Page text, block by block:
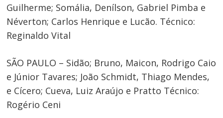
Guilherme; Somália, Denílson, Gabriel Pimba e
Néverton; Carlos Henrique e Lucão. Técnico:
Reginaldo Vital
SÃO PAULO – Sidão; Bruno, Maicon, Rodrigo Caio
e Júnior Tavares; João Schmidt, Thiago Mendes,
e Cícero; Cueva, Luiz Araújo e Pratto Técnico:
Rogério Ceni